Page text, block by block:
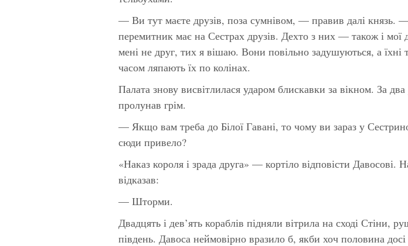
— Ви тут маєте друзів, поза сумнівом, — правив далі князь.
перемитник має на Сестрах друзів. Дехто з них — також і мої
мені не друг, тих я вішаю. Вони повільно задушуються, а їхні
часом ляпають їх по колінах.
Палата знову висвітлилася ударом блискавки за вікном. За
пролунав грім.
— Якщо вам треба до Білої Гавані, то чому ви зараз у
сюди привело?
«Наказ короля і зрада друга» — кортіло відповісти Давосові.
відказав:
— Шторми.
Двадцять і дев’ять кораблів підняли вітрила на сході Стіни,
південь. Давоса неймовірно вразило б, якби хоч половина